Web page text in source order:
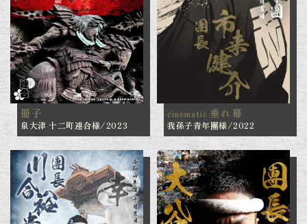
冊子
泉大津 十二町連合様/2023
cinematic 垂れ幕
我孫子青年團様/2022